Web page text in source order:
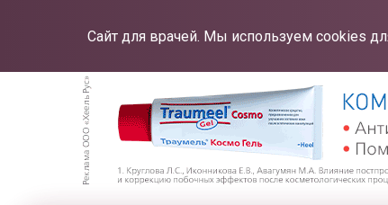
Сайт для врачей. Мы используем cookies